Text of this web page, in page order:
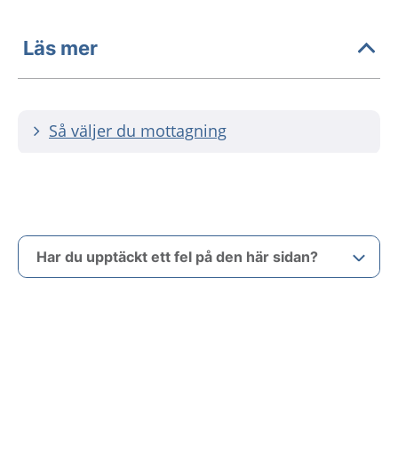
Läs mer
Så väljer du mottagning
Har du upptäckt ett fel på den här sidan?